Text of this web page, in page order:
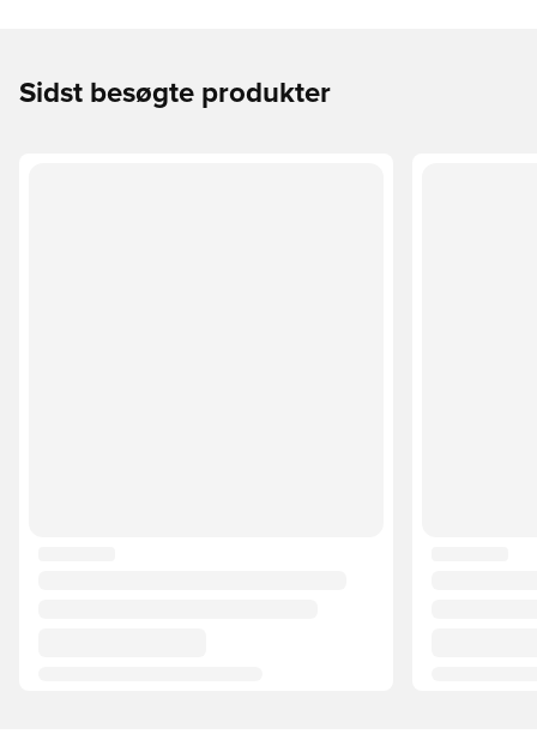
Sidst besøgte produkter